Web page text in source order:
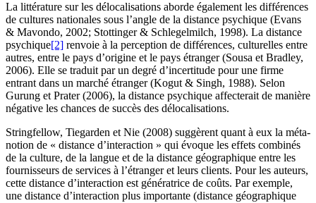
La littérature sur les délocalisations aborde également les différences
de cultures nationales sous l’angle de la distance psychique (Evans
& Mavondo, 2002; Stottinger & Schlegelmilch, 1998). La distance
psychique[2] renvoie à la perception de différences, culturelles entre
autres, entre le pays d’origine et le pays étranger (Sousa et Bradley,
2006). Elle se traduit par un degré d’incertitude pour une firme
entrant dans un marché étranger (Kogut & Singh, 1988). Selon
Gurung et Prater (2006), la distance psychique affecterait de manière
négative les chances de succès des délocalisations.
Stringfellow, Tiegarden et Nie (2008) suggèrent quant à eux la méta-
notion de « distance d’interaction » qui évoque les effets combinés
de la culture, de la langue et de la distance géographique entre les
fournisseurs de services à l’étranger et leurs clients. Pour les auteurs,
cette distance d’interaction est génératrice de coûts. Par exemple,
une distance d’interaction plus importante (distance géographique